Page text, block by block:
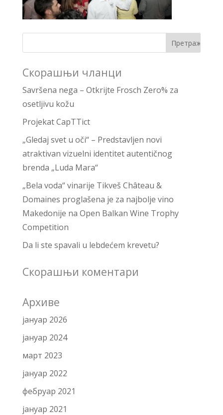
Скорашњи чланци
Savršena nega – Otkrijte Frosch Zero% za
osetljivu kožu
Projekat CapTTict
„Gledaj svet u oči“ – Predstavljen novi
atraktivan vizuelni identitet autentičnog
brenda „Luda Mara“
„Bela voda“ vinarije Tikveš Château &
Domaines proglašena je za najbolje vino
Makedonije na Open Balkan Wine Trophy
Competition
Da li ste spavali u lebdećem krevetu?
Скорашњи коментари
Архиве
јануар 2026
јануар 2024
март 2023
јануар 2022
фебруар 2021
јануар 2021